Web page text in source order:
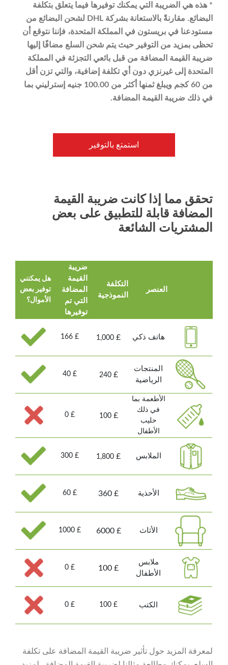
* هذه هي الضريبة التي يمكنك توفيرها فيما يتعلق بتكلفة
البضائع. مقارنةً بالاستعانة بشركة DHL لشحن البضائع من
مستودعنا في بريستون في المملكة المتحدة، فإننا نتوقع أن
تحظى بمزيد من التوفير حيث يتم شحن السلع مضافًا إليها
ضريبة القيمة المضافة من قبل بائعي التجزئة في المملكة
المتحدة إلى غيرنزي دون أي تكلفة إضافية، والتي تزن أقل
من 60 كجم ويبلغ ثمنها أكثر من 100.00 جنيه إسترليني بما
في ذلك ضريبة القيمة المضافة.
استمتع بالتوفير
تحقق مما إذا كانت ضريبة القيمة
المضافة قابلة للتطبيق على بعض
المشتريات الشائعة
العنصر
التكلفة
النموذجية
ضريبة
القيمة
المضافة
التي تم
توفيرها
هل يمكنني
توفير بعض
الأموال؟
هاتف ذكي £
1,000
£ 166
المنتجات
الرياضية
£
240
£ 40
الأطعمة بما
في ذلك
حليب
الأطفال
£
100
£ 0
الملابس £
1,800
£ 300
الأحذية £ 360
£ 60
الأثاث £ 6000
£ 1000
ملابس
الأطفال
£ 100
£ 0
الكتب £ 100
£ 0
لمعرفة المزيد حول تأثير ضريبة القيمة المضافة على تكلفة